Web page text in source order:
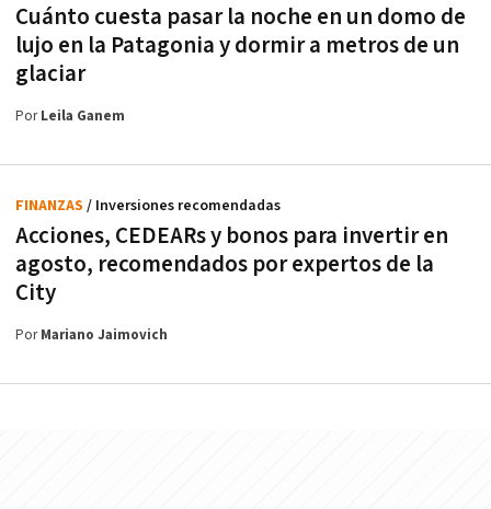
Cuánto cuesta pasar la noche en un domo de
lujo en la Patagonia y dormir a metros de un
glaciar
PorLeila Ganem
Acciones, CEDEARs y bonos para invertir en
agosto, recomendados por expertos de la
City
FINANZAS / Inversiones recomendadas
PorMariano Jaimovich